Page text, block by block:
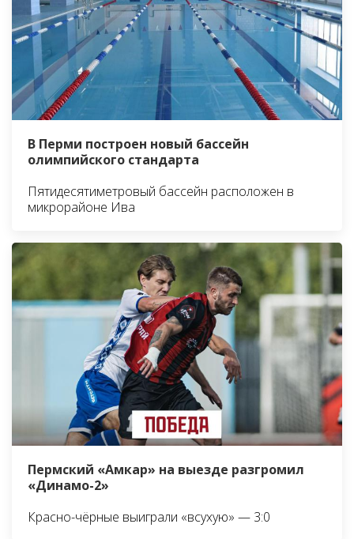
В Перми построен новый бассейн
олимпийского стандарта
Пятидесятиметровый бассейн расположен в
микрорайоне Ива
Пермский «Амкар» на выезде разгромил
«Динамо-2»
Красно-чёрные выиграли «всухую» — 3:0